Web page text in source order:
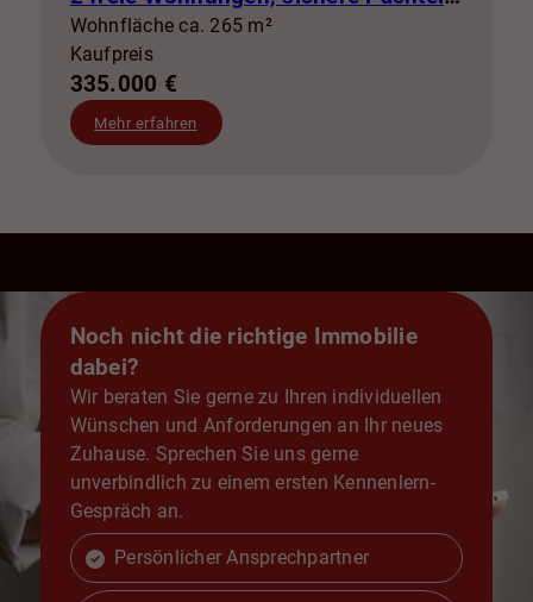
Wohnfläche ca. 265 m²
Kaufpreis
335.000 €
Mehr erfahren
Noch nicht die richtige Immobilie
dabei?
Wir beraten Sie gerne zu Ihren individuellen
Wünschen und Anforderungen an Ihr neues
Zuhause. Sprechen Sie uns gerne
unverbindlich zu einem ersten Kennenlern-
Gespräch an.
Persönlicher Ansprechpartner